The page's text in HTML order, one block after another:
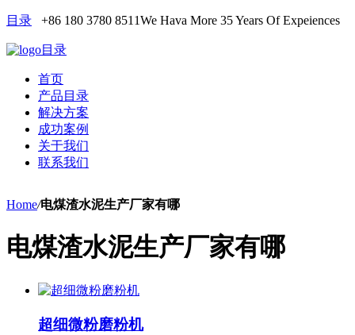
目录 +86 180 3780 8511We Hava More 35 Years Of Expeiences
目录
首页
产品目录
解决方案
成功案例
关于我们
联系我们
Home/电煤渣水泥生产厂家有哪
电煤渣水泥生产厂家有哪
超细微粉磨粉机